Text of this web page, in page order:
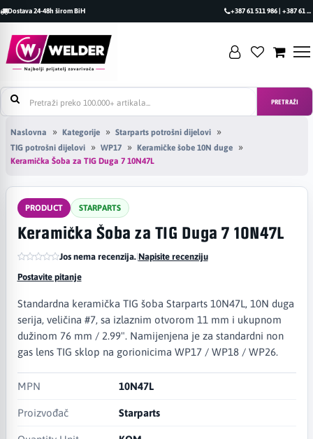
Dostava 24-48h širom BiH +387 61 511 986 | +387 61 493 470
PRETRAŽI
Naslovna Kategorije
Starparts potrošni dijelovi
TIG potrošni dijelovi
WP17
Keramičke šobe 10N duge
Keramička Šoba za TIG Duga 7 10N47L
PRODUCT STARPARTS
Keramička Šoba za TIG Duga 7 10N47L
Jos nema recenzija.|Napisite recenziju
Postavite pitanje
Standardna keramička TIG šoba Starparts 10N47L, 10N duga
serija, veličina #7, sa izlaznim otvorom 11 mm i ukupnom
dužinom 76 mm / 2.99". Namijenjena je za standardni non
gas lens TIG sklop na gorionicima WP17 / WP18 / WP26.
MPN 10N47L
Proizvođač Starparts